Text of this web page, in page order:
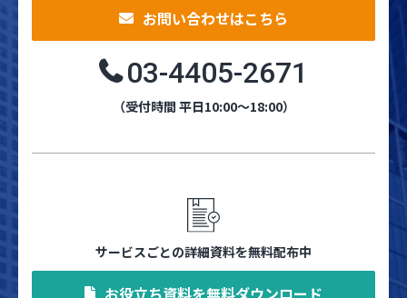
お問い合わせはこちら
03-4405-2671
（受付時間 平日10:00～18:00）
サービスごとの詳細資料を無料配布中